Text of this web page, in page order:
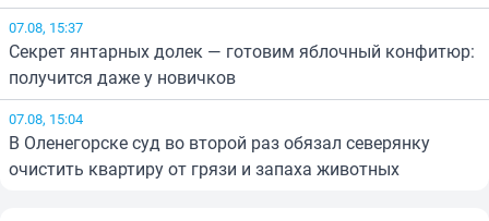
07.08, 15:37
Секрет янтарных долек — готовим яблочный конфитюр:
получится даже у новичков
07.08, 15:04
В Оленегорске суд во второй раз обязал северянку
очистить квартиру от грязи и запаха животных